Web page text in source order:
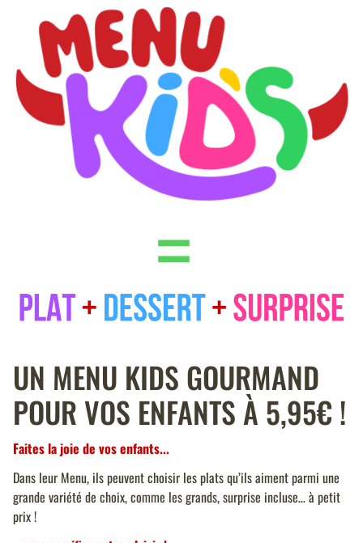
UN MENU KIDS GOURMAND
POUR VOS ENFANTS À 5,95€ !
Faites la joie de vos enfants...
Dans leur Menu, ils peuvent choisir les plats qu’ils aiment parmi une
grande variété de choix, comme les grands, surprise incluse… à petit
prix !